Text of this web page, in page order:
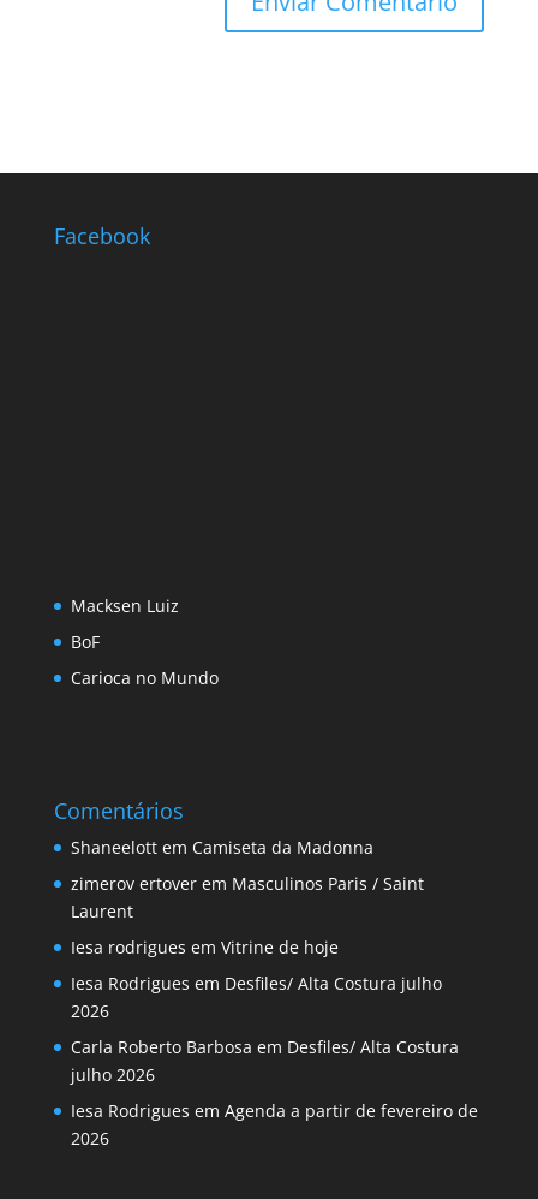
Facebook
Macksen Luiz
BoF
Carioca no Mundo
Comentários
Shaneelottem Camiseta da Madonna
zimerov ertoverem Masculinos Paris / Saint
Laurent
Iesa rodrigues em Vitrine de hoje
Iesa Rodrigues em Desfiles/ Alta Costura julho
2026
Carla Roberto Barbosa em Desfiles/ Alta Costura
julho 2026
Iesa Rodrigues em Agenda a partir de fevereiro de
2026